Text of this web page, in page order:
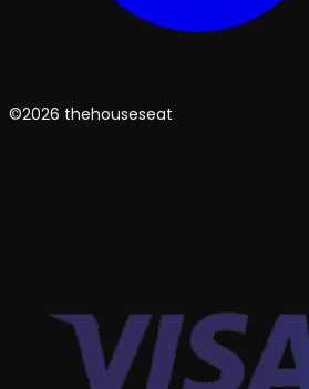
©2026 thehouseseat